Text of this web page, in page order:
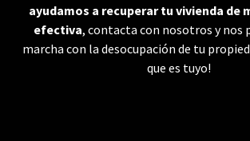
ayudamos a recuperar tu vivienda de
efectiva, contacta con nosotros y nos
marcha con la desocupación de tu
que es tuyo!